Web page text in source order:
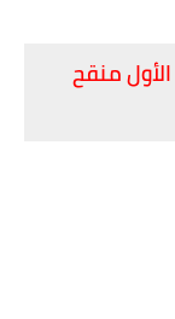
منقح